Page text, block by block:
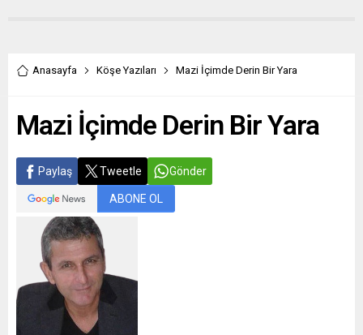
Anasayfa Köşe Yazıları Mazi İçimde Derin Bir Yara
Mazi İçimde Derin Bir Yara
Paylaş Tweetle Gönder
ABONE OL